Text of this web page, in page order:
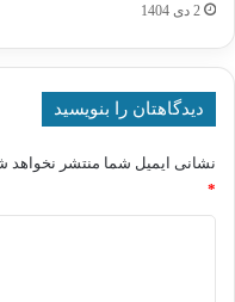
2 دی 1404
دیدگاهتان را بنویسید
نشانی ایمیل شما منتشر نخواهد
*